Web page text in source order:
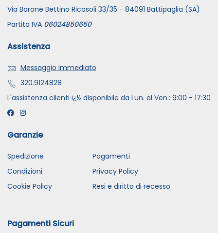
Via Barone Bettino Ricasoli 33/35 - 84091 Battipaglia (SA)
Partita IVA 06024850650
Assistenza
Messaggio immediato
320.9124828
L'assistenza clienti ï¿½ disponibile da Lun. al Ven.: 9:00 - 17:30
Garanzie
Spedizione
Pagamenti
Condizioni
Privacy Policy
Cookie Policy
Resi e diritto di recesso
Pagamenti Sicuri